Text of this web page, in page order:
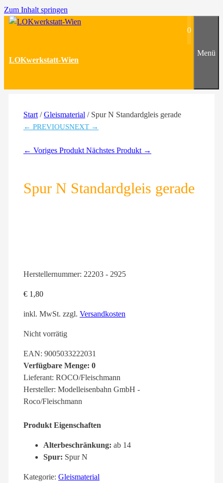
Zum Inhalt springen
LOKwerkstatt-Wien
0
Menü
Start /Gleismaterial / Spur N Standardgleis gerade
← PREVIOUSNEXT →
← Voriges Produkt Nächstes Produkt →
Spur N Standardgleis gerade
Herstellernummer: 22203 - 2925
€ 1,80
inkl. MwSt. zzgl. Versandkosten
Nicht vorrätig
EAN: 9005033222031
Verfügbare Menge: 0
Lieferant: ROCO/Fleischmann
Hersteller: Modelleisenbahn GmbH -
Roco/Fleischmann
Produkt Eigenschaften
Alterbeschränkung: ab 14
Spur: Spur N
Kategorie: Gleismaterial